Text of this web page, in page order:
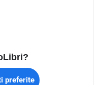
preferite